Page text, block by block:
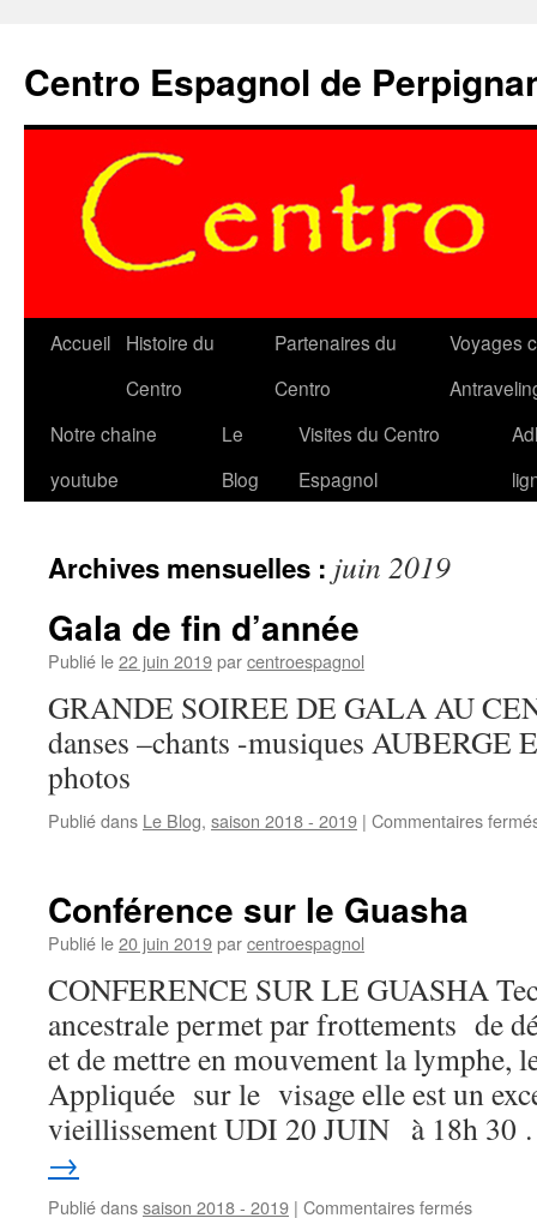
contenu
Centro Espagnol de
Accueil
Histoire du
Centro
Partenaires du
Centro
Voyages
Notre chaine
youtube
Le
Blog
Visites du Centro
Espagnol
Archives mensuelles : juin 2019
Gala de fin d’année
Publié le22 juin 2019parcentroespagnol
GRANDE SOIREE DE GALA AU
danses –chants -musiques AUBERGE
photos
Publié dans Le Blog, saison 2018 - 2019 | Commentaires
Conférence sur le Guasha
Publié le20 juin 2019parcentroespagnol
CONFERENCE SUR LE GUASHA
ancestrale permet par frottements de
et de mettre en mouvement la lymphe,
Appliquée sur le visage elle est un
vieillissement UDI 20 JUIN à 18h
→
Publié danssaison 2018 - 2019 | Commentaires fermés